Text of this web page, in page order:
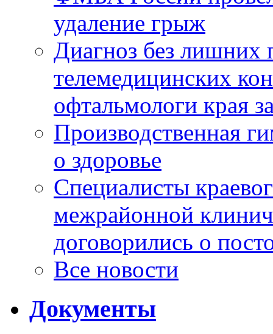
удаление грыж
Диагноз без лишних
телемедицинских
офтальмологи края
Производственная
о здоровье
Специалисты
межрайонной
договорились о
Все новости
Документы